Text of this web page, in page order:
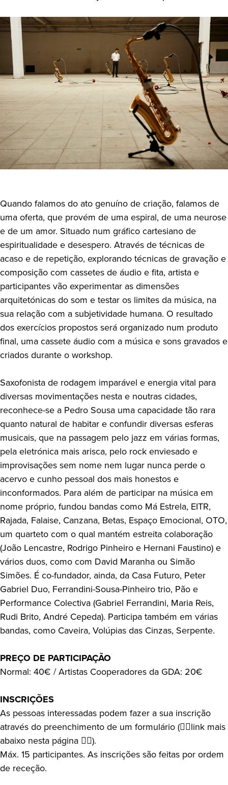
Quando falamos do ato genuíno de criação, falamos de
uma oferta, que provém de uma espiral, de uma neurose
e de um amor. Situado num gráfico cartesiano de
espiritualidade e desespero. Através de técnicas de
acaso e de repetição, explorando técnicas de gravação e
composição com cassetes de áudio e fita, artista e
participantes vão experimentar as dimensões
arquitetónicas do som e testar os limites da música, na
sua relação com a subjetividade humana. O resultado
dos exercícios propostos será organizado num produto
final, uma cassete áudio com a música e sons gravados e
criados durante o workshop.
Saxofonista de rodagem imparável e energia vital para
diversas movimentações nesta e noutras cidades,
reconhece-se a Pedro Sousa uma capacidade tão rara
quanto natural de habitar e confundir diversas esferas
musicais, que na passagem pelo jazz em várias formas,
pela eletrónica mais arisca, pelo rock enviesado e
improvisações sem nome nem lugar nunca perde o
acervo e cunho pessoal dos mais honestos e
inconformados. Para além de participar na música em
nome próprio, fundou bandas como Má Estrela, EITR,
Rajada, Falaise, Canzana, Betas, Espaço Emocional, OTO,
um quarteto com o qual mantém estreita colaboração
(João Lencastre, Rodrigo Pinheiro e Hernani Faustino) e
vários duos, como com David Maranha ou Simão
Simões. É co-fundador, ainda, da Casa Futuro, Peter
Gabriel Duo, Ferrandini-Sousa-Pinheiro trio, Pão e
Performance Colectiva (Gabriel Ferrandini, Maria Reis,
Rudi Brito, André Cepeda). Participa também em várias
bandas, como Caveira, Volúpias das Cinzas, Serpente.
PREÇO DE PARTICIPAÇÃO
Normal: 40€ / Artistas Cooperadores da GDA: 20€
INSCRIÇÕES
As pessoas interessadas podem fazer a sua inscrição
através do preenchimento de um formulário (👇🏻link mais
abaixo nesta página 👇🏻).
Máx. 15 participantes. As inscrições são feitas por ordem
de receção.